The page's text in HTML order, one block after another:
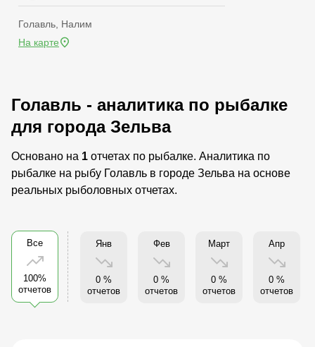
Голавль, Налим
На карте
Голавль - аналитика по рыбалке
для города Зельва
Основано на 1 отчетах по рыбалке. Аналитика по
рыбалке на рыбу Голавль в городе Зельва на основе
реальных рыболовных отчетах.
Все
100%
отчетов
Янв
0 %
отчетов
Фев
0 %
отчетов
Март
0 %
отчетов
Апр
0 %
отчетов